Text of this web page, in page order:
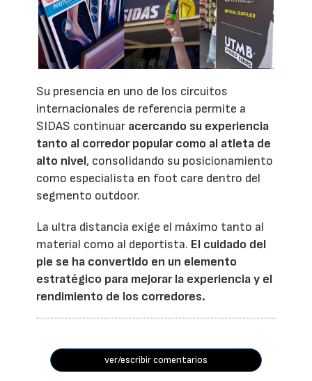
Su presencia en uno de los circuitos
internacionales de referencia permite a
SIDAS continuar acercando su experiencia
tanto al corredor popular como al atleta de
alto nivel, consolidando su posicionamiento
como especialista en foot care dentro del
segmento outdoor.
La ultra distancia exige el máximo tanto al
material como al deportista. El cuidado del
pie se ha convertido en un elemento
estratégico para mejorar la experiencia y el
rendimiento de los corredores.
ver/escribir comentarios